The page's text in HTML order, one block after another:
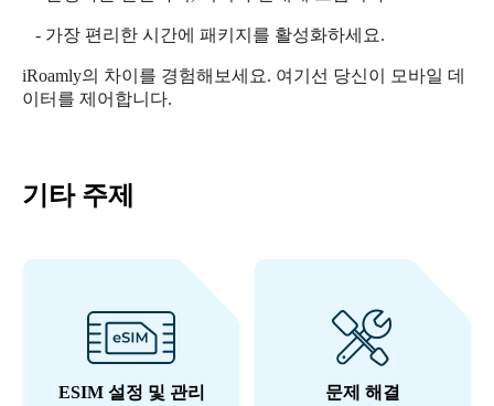
- 가장 편리한 시간에 패키지를 활성화하세요.
iRoamly의 차이를 경험해보세요. 여기선 당신이 모바일 데
이터를 제어합니다.
기타 주제
ESIM 설정 및 관리 문제 해결